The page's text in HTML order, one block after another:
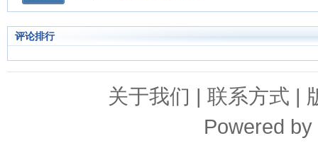
评论排行
关于我们 | 联系方式 |
Powered by